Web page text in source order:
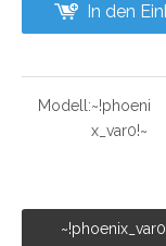
In den
Modell:~!phoeni
x_var0!~